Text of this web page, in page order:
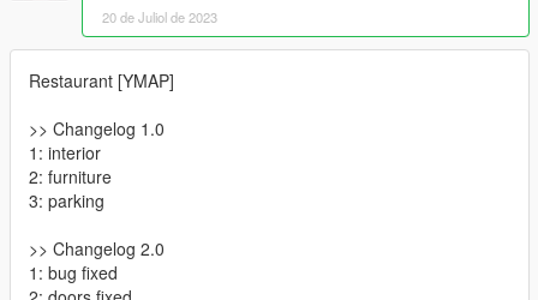
20 de Juliol de 2023
Restaurant [YMAP]
>> Changelog 1.0
1: interior
2: furniture
3: parking
>> Changelog 2.0
1: bug fixed